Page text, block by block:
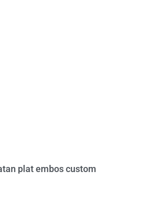
plat embos custom